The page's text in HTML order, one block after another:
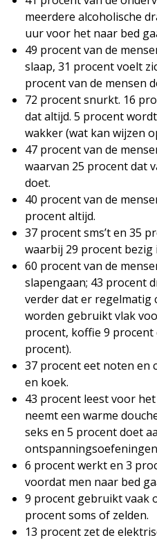
meerdere alcoholische
uur voor het naar bed
49 procent van de
slaap, 31 procent voelt
procent van de mensen
72 procent snurkt. 16
dat altijd. 5 procent
wakker (wat kan wijzen
47 procent van de
waarvan 25 procent dat
doet.
40 procent van de
procent altijd.
37 procent sms’t en 35
waarbij 29 procent bezig
60 procent van de
slapengaan; 43 procent
verder dat er regelmatig
worden gebruikt vlak
procent, koffie 9 procent
procent).
37 procent eet noten en
en koek.
43 procent leest voor
neemt een warme
seks en 5 procent doet
6 procent werkt en 3
voordat men naar bed
9 procent gebruikt vaak
procent soms of zelden.
13 procent zet de